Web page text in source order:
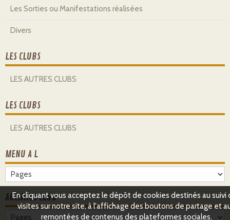
Les Sorties ou Manifestations réalisées
Divers
LES CLUBS
LES AUTRES CLUBS
LES CLUBS
LES AUTRES CLUBS
MENU A L
ARCHIVES CLUB
En cliquant vous acceptez le dépôt de cookies destinés au suivi
visites sur notre site, à l'affichage des boutons de partage et
remontées de contenus des plateformes sociales.